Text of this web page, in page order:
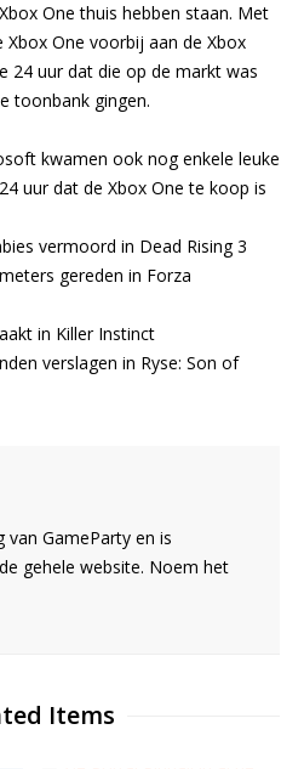
One thuis hebben staan. Met
One voorbij aan de Xbox
24 uur dat die op de markt was
toonbank gingen.
kwamen ook nog enkele leuke
uur dat de Xbox One te koop is
vermoord in Dead Rising 3
gereden in Forza
in Killer Instinct
verslagen in Ryse: Son of
van GameParty en is
gehele website. Noem het
Items